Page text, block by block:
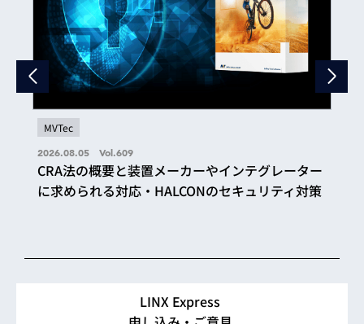
MVTec
2026.08.05 Vol.609
CRA法の概要と装置メーカーやインテグレーター
に求められる対応・HALCONのセキュリティ対策
LINX Express